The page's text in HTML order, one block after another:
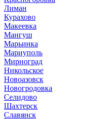
Лиман
Курахово
Макеевка
Мангуш
Марьинка
Мариуполь
Мирноград
Никольское
Новоазовск
Новогродовка
Селидово
Шахтерск
Славянск